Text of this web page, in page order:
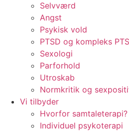
Selvværd
Angst
Psykisk vold
PTSD og kompleks
Sexologi
Parforhold
Utroskab
Normkritik og
Vi tilbyder
Hvorfor samtaleterapi?
Individuel psykoterapi